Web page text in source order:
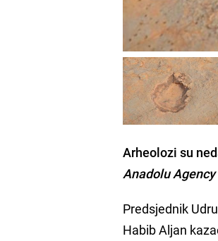
Arheolozi su
Anadolu Agency
Predsjednik
Habib Aljan